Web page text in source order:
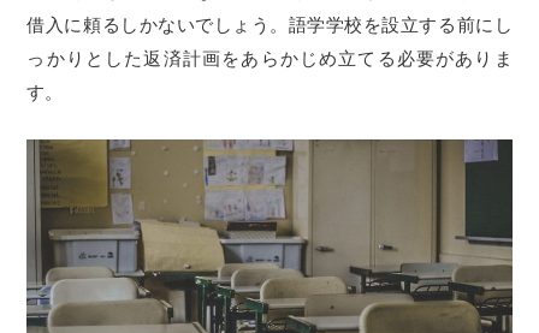
借入に頼るしかないでしょう。語学学校を設立する前にし
っかりとした返済計画をあらかじめ立てる必要がありま
す。